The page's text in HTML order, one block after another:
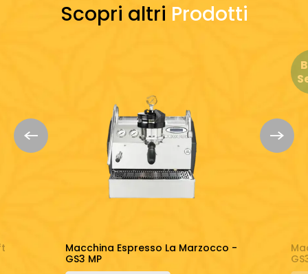
Scopri altri Prodotti
Macchina Espresso La Marzocco -
GS3 MP